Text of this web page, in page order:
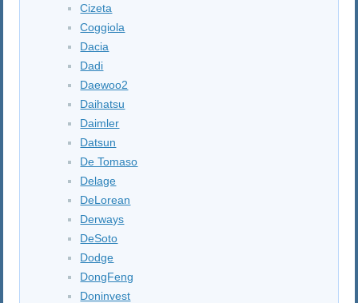
Cizeta
Coggiola
Dacia
Dadi
Daewoo2
Daihatsu
Daimler
Datsun
De Tomaso
Delage
DeLorean
Derways
DeSoto
Dodge
DongFeng
Doninvest